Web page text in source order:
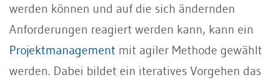
werden können und auf die sich ändernden
Anforderungen reagiert werden kann, kann ein
Projektmanagement mit agiler Methode gewählt
werden. Dabei bildet ein iteratives Vorgehen das